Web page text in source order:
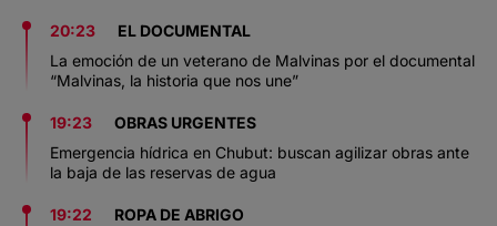
20:23
EL DOCUMENTAL
La emoción de un veterano de Malvinas por el documental
“Malvinas, la historia que nos une”
19:23
OBRAS URGENTES
Emergencia hídrica en Chubut: buscan agilizar obras ante
la baja de las reservas de agua
19:22
ROPA DE ABRIGO